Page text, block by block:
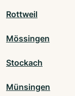
Rottweil
Mössingen
Stockach
Münsingen